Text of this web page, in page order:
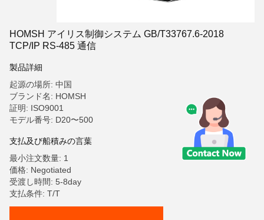
HOMSH アイリス制御システム GB/T33767.6-2018
TCP/IP RS-485 通信
製品詳細
起源の場所: 中国
ブランド名: HOMSH
証明: ISO9001
モデル番号: D20〜500
支払及び船積みの言葉
最小注文数量: 1
価格: Negotiated
受渡し時間: 5-8day
支払条件: T/T